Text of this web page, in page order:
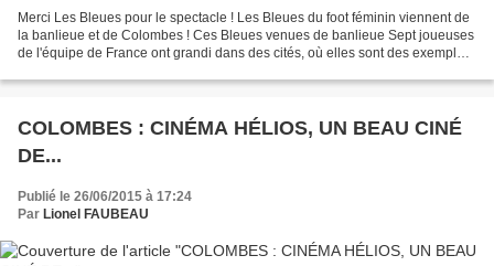
Merci Les Bleues pour le spectacle ! Les Bleues du foot féminin viennent de
la banlieue et de Colombes ! Ces Bleues venues de banlieue Sept joueuses
de l'équipe de France ont grandi dans des cités, où elles sont des exemples
COLOMBES : CINÉMA HÉLIOS, UN BEAU CINÉ
DE...
Publié le 26/06/2015 à 17:24
Par Lionel FAUBEAU